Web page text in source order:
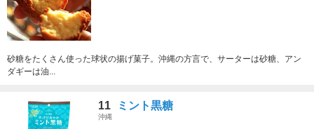
砂糖をたくさん使った球状の揚げ菓子。沖縄の方言で、サーターは砂糖、アン
ダギーは油...
11 ミント黒糖
沖縄